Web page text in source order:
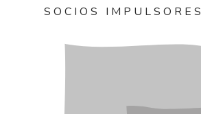
SOCIOS IMPULSORES